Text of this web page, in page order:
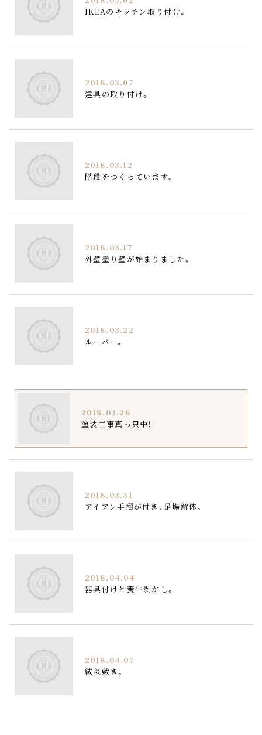
IKEAのキッチン取り付け。
2018.03.07
建具の取り付け。
2018.03.12
階段をつくっています。
2018.03.17
外壁塗り壁が始まりました。
2018.03.22
ルーバー。
2018.03.28
塗装工事真っ只中！
2018.03.31
アイアン手摺が付き、足場解体。
2018.04.04
器具付けと養生剥がし。
2018.04.07
絨毯敷き。